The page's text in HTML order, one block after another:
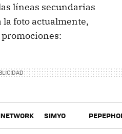
líneas secundarias
la foto actualmente,
SIMYO